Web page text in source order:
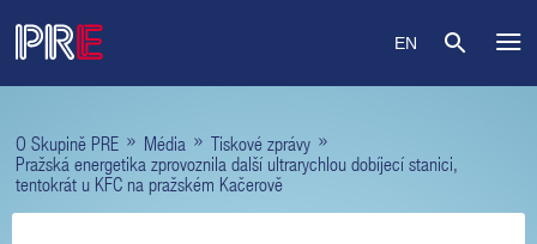
EN
O Skupině PRE » Média » Tiskové zprávy »
Pražská energetika zprovoznila další ultrarychlou dobíjecí stanici,
tentokrát u KFC na pražském Kačerově